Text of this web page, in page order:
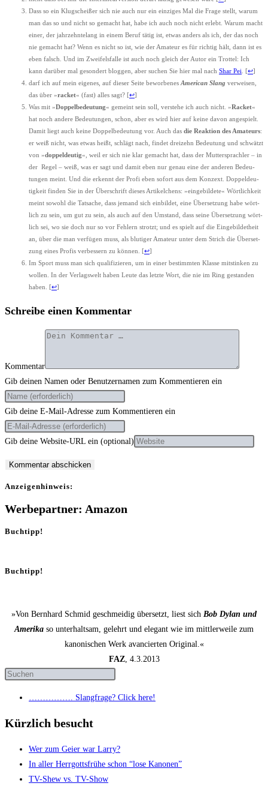
Dass so ein Klug­schei­ßer sich nie auch nur ein ein­zi­ges Mal die Fra­ge stellt, war­um
man das so und nicht so gemacht hat, habe ich auch noch nicht erlebt. War­um macht
einer, der jahr­zehn­te­lang in einem Beruf tätig ist, etwas anders als ich, der das noch
nie gemacht hat? Wenn es nicht so ist, wie der Ama­teur es für rich­tig hält, dann ist es
eben falsch. Und im Zwei­fels­fal­le ist auch noch gleich der Autor ein Trot­tel: Ich
kann dar­über mal geson­dert blog­gen, aber suchen Sie hier mal nach Shar Pei [↩]
darf ich auf mein eige­nes, auf die­ser Sei­te bewor­be­nes Ame­ri­can Slang ver­wei­sen,
das über »racket« (fast) alles sagt? [↩]
Was mit »Dop­pel­be­deu­tung« gemeint sein soll, ver­ste­he ich auch nicht. »Racket«
hat noch ande­re Bedeu­tun­gen, schon, aber es wird hier auf kei­ne davon ange­spielt.
Damit liegt auch kei­ne Dop­pel­be­deu­tung vor. Auch das die Reak­ti­on des Ama­teurs:
er weiß nicht, was etwas heißt, schlägt nach, fin­det drei­zehn Bedeu­tung und schwätzt
von »dop­pel­deu­tig«, weil er sich nie klar gemacht hat, dass der Mut­ter­sprach­ler – in
der Regel – weiß, was er sagt und damit eben nur genau eine der ande­ren Bedeu­
tun­gen meint. Und die erkennt der Pro­fi eben sofort aus dem Kon­zext. Dop­pel­deu­
tig­keit fin­den Sie in der Über­schrift die­ses Arti­kel­chens: »ein­ge­bil­de­te« Wört­lich­keit
meint sowohl die Tat­sa­che, dass jemand sich ein­bil­det, eine Über­set­zung habe wört­
lich zu sein, um gut zu sein, als auch auf den Umstand, dass sei­ne Über­set­zung wört­
lich sei, wo sie doch nur so vor Feh­lern strotzt; und es spielt auf die Ein­ge­bil­det­heit
an, über die man ver­fü­gen muss, als blu­ti­ger Ama­teur unter dem Strich die Über­set­
zung eines Pro­fis ver­bes­sern zu kön­nen. [↩]
Im Sport muss man sich qua­li­fi­zie­ren, um in einer bestimm­ten Klas­se mit­stin­ken zu
wol­len. In der Ver­lags­welt haben Leu­te das letz­te Wort, die nie im Ring gestan­den
haben. [↩]
Schreibe einen Kommentar
Kommentar
Gib deinen Namen oder Benutzernamen zum Kommentieren ein
Gib deine E-Mail-Adresse zum Kommentieren ein
Gib deine Website-URL ein (optional)
Anzei­gen­hin­weis:
Werbepartner: Amazon
Buchtipp!
Buchtipp!
»Von Bernhard Schmid geschmeidig übersetzt, liest sich Bob Dylan und
Amerika so unterhaltsam, gelehrt und elegant wie im mittlerweile zum
kanonischen Werk avancierten Original.«
FAZ, 4.3.2013
……………. Slang­fra­ge? Click here!
Kürzlich besucht
Wer zum Gei­er war Larry?
In aller Herr­gotts­frü­he schon “lose Kanonen”
TV-Shew vs. TV-Show